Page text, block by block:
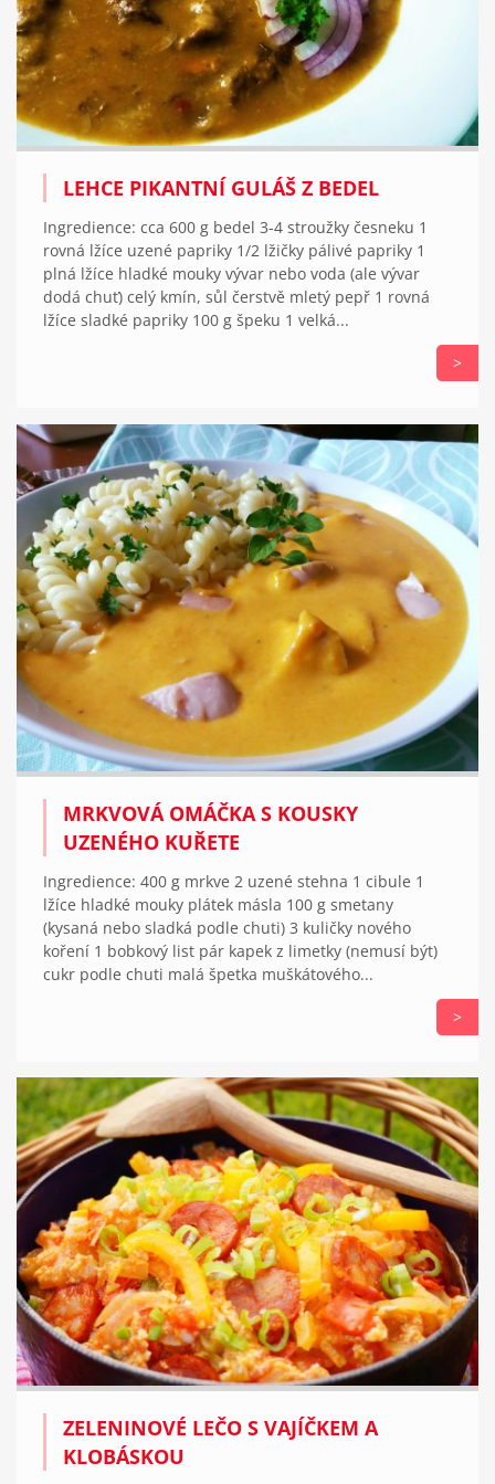
LEHCE PIKANTNÍ GULÁŠ Z BEDEL
Ingredience: cca 600 g bedel 3-4 stroužky česneku 1
rovná lžíce uzené papriky 1/2 lžičky pálivé papriky 1
plná lžíce hladké mouky vývar nebo voda (ale vývar
dodá chuť) celý kmín, sůl čerstvě mletý pepř 1 rovná
lžíce sladké papriky 100 g špeku 1 velká...
>
MRKVOVÁ OMÁČKA S KOUSKY
UZENÉHO KUŘETE
Ingredience: 400 g mrkve 2 uzené stehna 1 cibule 1
lžíce hladké mouky plátek másla 100 g smetany
(kysaná nebo sladká podle chuti) 3 kuličky nového
koření 1 bobkový list pár kapek z limetky (nemusí být)
cukr podle chuti malá špetka muškátového...
>
ZELENINOVÉ LEČO S VAJÍČKEM A
KLOBÁSKOU